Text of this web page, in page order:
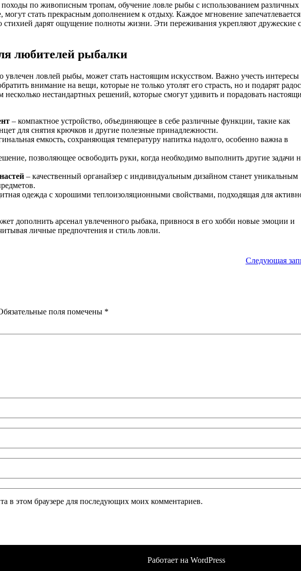
по живописным тропам, обучение ловле рыбы с использованием различных
стать прекрасным дополнением к отдыху. Каждое мгновение
стихией дарят ощущение полноты жизни. Эти переживания укрепляют дружеские
любителей рыбалки
ловлей рыбы, может стать настоящим искусством. Важно учесть интересы
внимание на вещи, которые не только утолят его страсть, но и подарят
несколько нестандартных решений, которые смогут удивить и порадовать
– компактное устройство, объединяющее в себе различные функции, такие как
для снятия крючков и другие полезные принадлежности.
емкость, сохраняющая температуру напитка надолго, особенно важна в
позволяющее освободить руки, когда необходимо выполнить другие задачи
– качественный органайзер с индивидуальным дизайном станет уникальным
одежда с хорошими теплоизоляционными свойствами, подходящая для
дополнить арсенал увлеченного рыбака, привнося в его хобби новые эмоции и
личные предпочтения и стиль ловли.
Следующая
поля помечены *
в этом браузере для последующих моих комментариев.
Работает на WordPress